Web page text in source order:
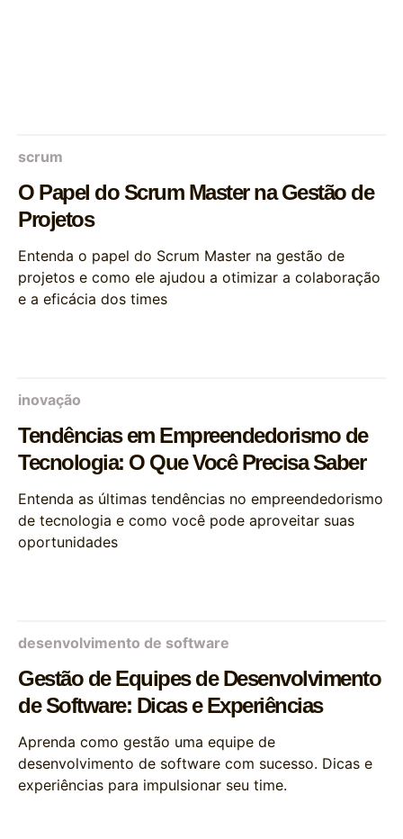
scrum
O Papel do Scrum Master na Gestão de
Projetos
Entenda o papel do Scrum Master na gestão de
projetos e como ele ajudou a otimizar a colaboração
e a eficácia dos times
inovação
Tendências em Empreendedorismo de
Tecnologia: O Que Você Precisa Saber
Entenda as últimas tendências no empreendedorismo
de tecnologia e como você pode aproveitar suas
oportunidades
desenvolvimento de software
Gestão de Equipes de Desenvolvimento
de Software: Dicas e Experiências
Aprenda como gestão uma equipe de
desenvolvimento de software com sucesso. Dicas e
experiências para impulsionar seu time.